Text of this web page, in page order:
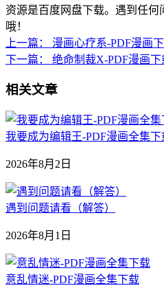
资源是百度网盘下载。遇到任何
哦！
上一篇：
漫画心疗系-PDF漫画
下一篇：
绝命制裁X-PDF漫画下
相关文章
我要成为编辑王-PDF漫画全集下
2026年8月2日
遇到问题请看（解答）
2026年8月1日
意乱情迷-PDF漫画全集下载